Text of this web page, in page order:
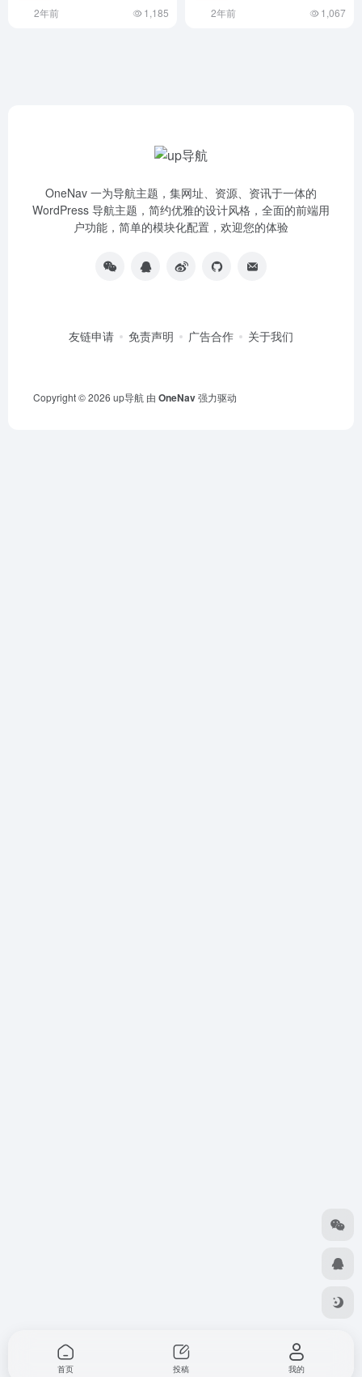
2年前 1,185 2年前 1,067
OneNav 一为导航主题，集网址、资源、资讯于一体的
WordPress 导航主题，简约优雅的设计风格，全面的前端用
户功能，简单的模块化配置，欢迎您的体验
友链申请 免责声明 广告合作 关于我们
Copyright © 2026 up导航 由 OneNav强力驱动
首页 投稿 我的